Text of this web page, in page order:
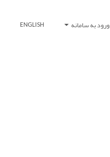
ورود به سامانه ENGLISH